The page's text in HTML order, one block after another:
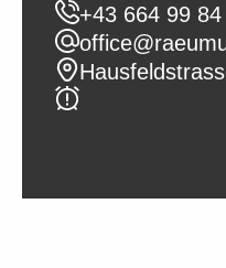
+43 664 99